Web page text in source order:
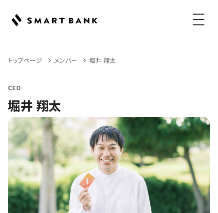
メニュ
トップページ メンバー 堀井 翔太
CEO
堀井 翔太